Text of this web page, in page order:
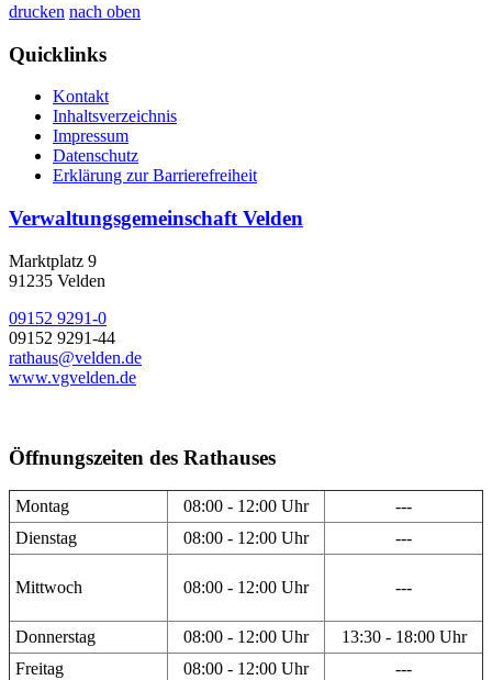
drucken nach oben
Quicklinks
Kontakt
Inhaltsverzeichnis
Impressum
Datenschutz
Erklärung zur Barrierefreiheit
Verwaltungsgemeinschaft Velden
Marktplatz 9
91235 Velden
09152 9291-0
09152 9291-44
rathaus@velden.de
www.vgvelden.de
Öffnungszeiten des Rathauses
Montag 08:00 - 12:00 Uhr
---
Dienstag
08:00 - 12:00 Uhr ---
Mittwoch 08:00 - 12:00 Uhr ---
Donnerstag 08:00 - 12:00 Uhr
13:30 - 18:00 Uhr
Freitag
08:00 - 12:00 Uhr ---